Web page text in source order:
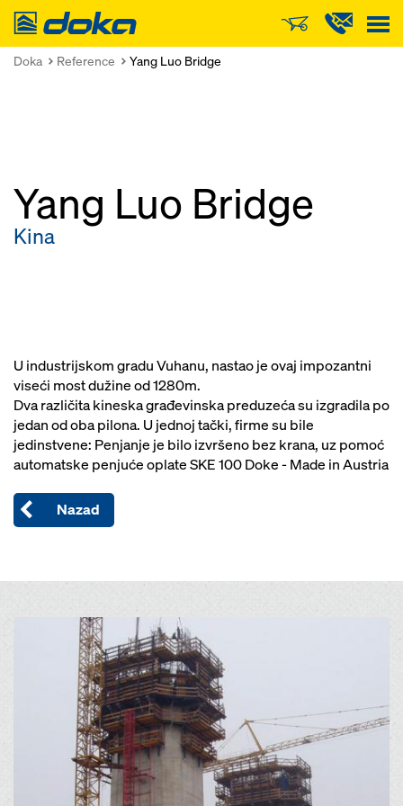
Doka
Doka Reference Yang Luo Bridge
Yang Luo Bridge
Kina
U industrijskom gradu Vuhanu, nastao je ovaj impozantni
viseći most dužine od 1280m.
Dva različita kineska građevinska preduzeća su izgradila po
jedan od oba pilona. U jednoj tački, firme su bile
jedinstvene: Penjanje je bilo izvršeno bez krana, uz pomoć
automatske penjuće oplate SKE 100 Doke - Made in Austria
Nazad